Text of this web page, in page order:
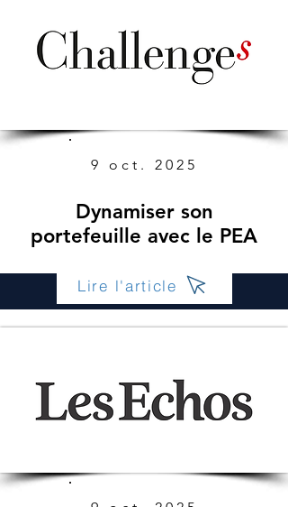
9 oct. 2025
Dynamiser son
portefeuille avec le PEA
Lire l'article